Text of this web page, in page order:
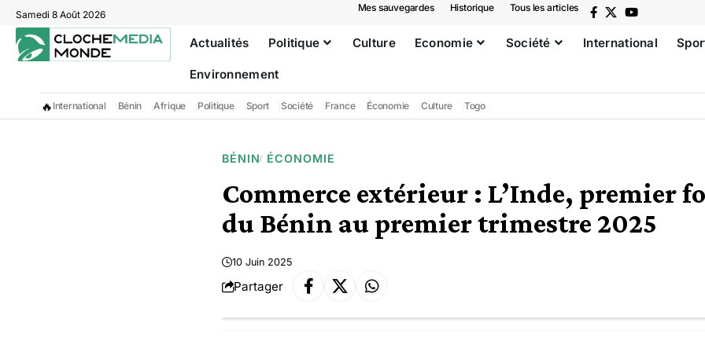
Samedi 8 Août 2026
Mes sauvegardes Historique Tous les articles
Actualités Politique Culture Economie Société International
Environnement
🔥 International Bénin Afrique Politique Sport Société France Économie Culture Togo
BÉNIN ÉCONOMIE
Commerce extérieur : L’Inde, premier
du Bénin au premier trimestre 2025
10 Juin 2025
Partager